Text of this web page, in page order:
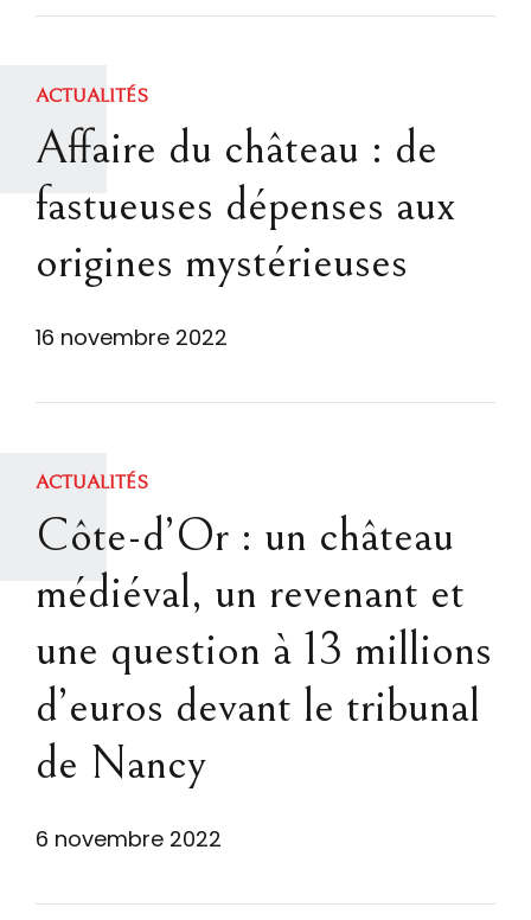
ACTUALITÉS
Affaire du château : de
fastueuses dépenses aux
origines mystérieuses
16 novembre 2022
ACTUALITÉS
Côte-d’Or : un château
médiéval, un revenant et
une question à 13 millions
d’euros devant le tribunal
de Nancy
6 novembre 2022